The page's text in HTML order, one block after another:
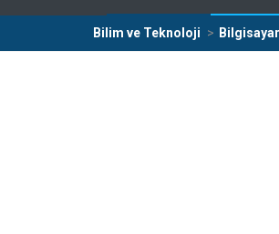
Bilim ve Teknoloji Bilgisayar